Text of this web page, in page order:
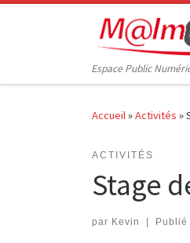
Passer au contenu
Espace Public
Accueil»Activités »
ACTIVITÉS
Stage
par Kevin Publié